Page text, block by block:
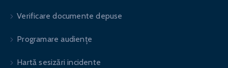
Verificare documente depuse
Programare audiențe
Hartă sesizări incidente